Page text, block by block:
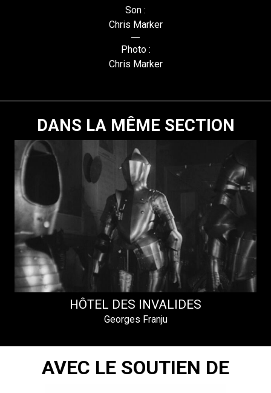
Son :
Chris Marker
Photo :
Chris Marker
DANS LA MÊME SECTION
HÔTEL DES INVALIDES
Georges Franju
AVEC LE SOUTIEN DE